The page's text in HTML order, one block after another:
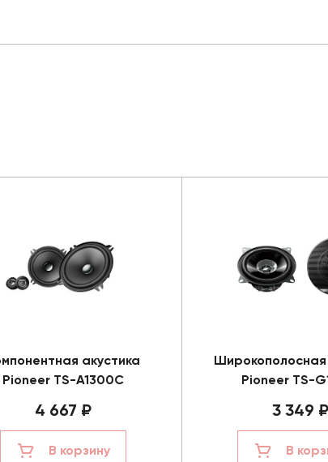
акустика
Pioneer TS-A1300C
4 667 ₽
В корзину
Широкополосная
Pioneer TS-
3 349 ₽
В